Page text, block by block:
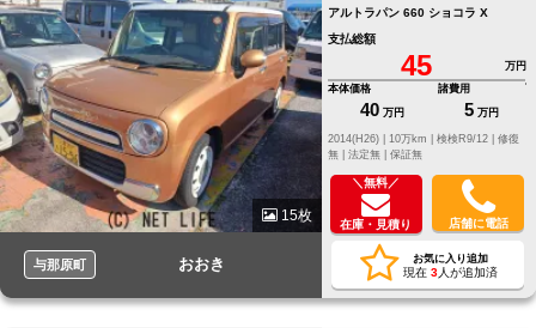
15枚
与那原町 おおき
アルトラパン 660 ショコラ X
支払総額
45
万円
本体価格
40 万円
諸費用
5 万円
修復
無 | 法定無 | 保証無
＼無料／
在庫・見積り 店舗に電話
お気に入り追加
現在 3人が追加済